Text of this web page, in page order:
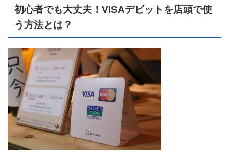
初心者でも大丈夫！VISAデビットを店頭で使
う方法とは？